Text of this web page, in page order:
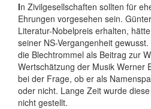
In Zivilgesellschaften sollten für
Ehrungen vorgesehen sein.
Literatur-Nobelpreis erhalten,
seiner NS-Vergangenheit
die Blechtrommel als Beitrag zur
Wertschätzung der Musik Werner
bei der Frage, ob er als
oder nicht. Lange Zeit wurde
nicht gestellt.